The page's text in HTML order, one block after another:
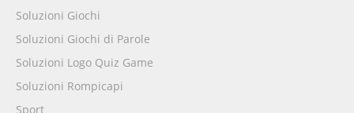
Soluzioni Giochi
Soluzioni Giochi di Parole
Soluzioni Logo Quiz Game
Soluzioni Rompicapi
Sport